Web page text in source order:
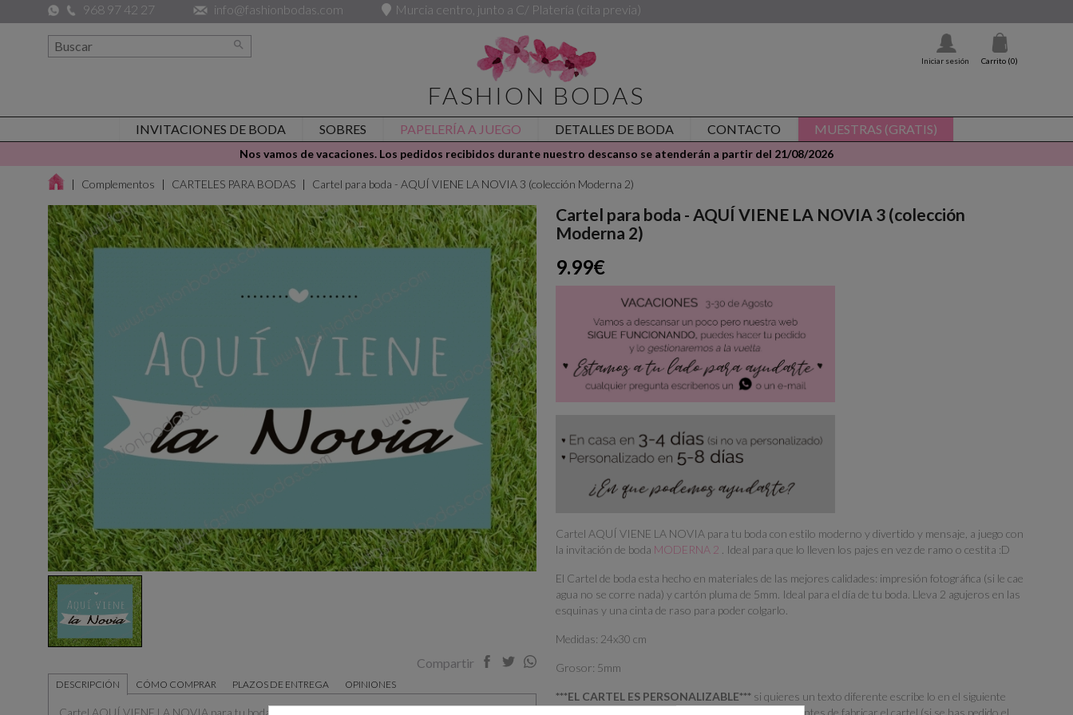
968 97 42 27 info@fashionbodas.com Murcia centro, junto a C/ Platería (cita previa)

Iniciar sesión Carrito (0)
FASHION BODAS
INVITACIONES DE BODA SOBRES PAPELERÍA A JUEGO DETALLES DE BODA CONTACTO MUESTRAS (GRATIS)
Nos vamos de vacaciones. Los pedidos recibidos durante nuestro descanso se atenderán a partir del 21/08/2026
Complementos CARTELES PARA BODAS Cartel para boda - AQUÍ VIENE LA NOVIA 3 (colección Moderna 2)
Compartir
DESCRIPCIÓN CÓMO COMPRAR PLAZOS DE ENTREGA OPINIONES
Cartel AQUÍ VIENE LA NOVIA para tu boda con estilo moderno y divertido y mensaje, a juego
Cartel para boda - AQUÍ VIENE LA NOVIA 3 (colección
Moderna 2)
9.99€
Cartel AQUÍ VIENE LA NOVIA para tu boda con estilo moderno y divertido y mensaje, a juego con
la invitación de boda MODERNA 2 . Ideal para que lo lleven los pajes en vez de ramo o cestita :D
El Cartel de boda esta hecho en materiales de las mejores calidades: impresión fotográfica (si le cae
agua no se corre nada) y cartón pluma de 5mm. Ideal para el día de tu boda. Lleva 2 agujeros en las
esquinas y una cinta de raso para poder colgarlo.
Medidas: 24x30 cm
Grosor: 5mm
***EL CARTEL ES PERSONALIZABLE*** si quieres un texto diferente escribe lo en el siguiente